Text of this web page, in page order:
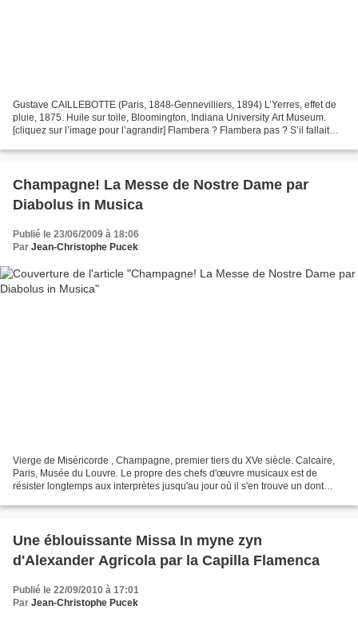
Gustave CAILLEBOTTE (Paris, 1848-Gennevilliers, 1894) L’Yerres, effet de
pluie, 1875. Huile sur toile, Bloomington, Indiana University Art Museum.
[cliquez sur l’image pour l’agrandir] Flambera ? Flambera pas ? S’il fallait
Champagne! La Messe de Nostre Dame par
Diabolus in Musica
Publié le 23/06/2009 à 18:06
Par Jean-Christophe Pucek
Vierge de Miséricorde , Champagne, premier tiers du XVe siècle. Calcaire,
Paris, Musée du Louvre. Le propre des chefs d'œuvre musicaux est de
résister longtemps aux interprètes jusqu'au jour où il s'en trouve un dont
Une éblouissante Missa In myne zyn
d'Alexander Agricola par la Capilla Flamenca
Publié le 22/09/2010 à 17:01
Par Jean-Christophe Pucek